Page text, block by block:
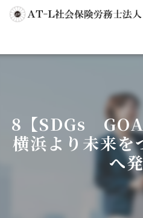
8【SDGs
横浜より未来を
へ